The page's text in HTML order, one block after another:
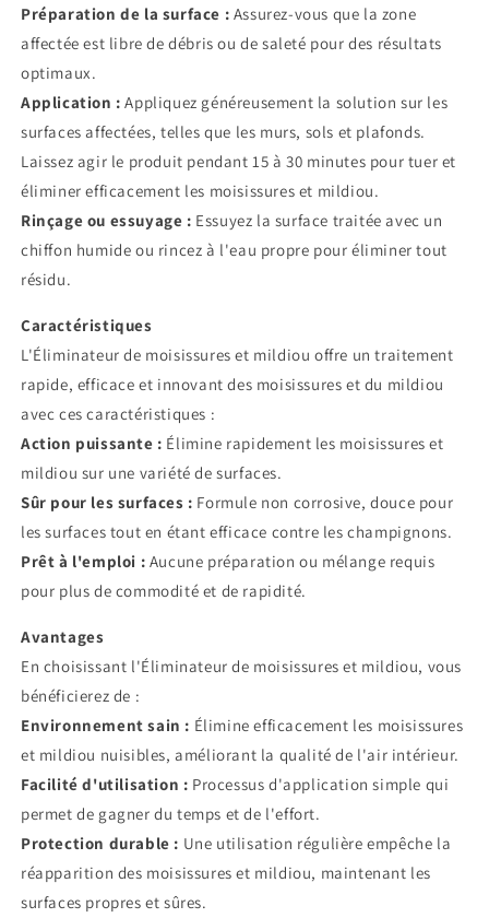
Préparation de la surface : Assurez-vous que la zone
affectée est libre de débris ou de saleté pour des résultats
optimaux.
Application : Appliquez généreusement la solution sur les
surfaces affectées, telles que les murs, sols et plafonds.
Laissez agir le produit pendant 15 à 30 minutes pour tuer et
éliminer efficacement les moisissures et mildiou.
Rinçage ou essuyage : Essuyez la surface traitée avec un
chiffon humide ou rincez à l'eau propre pour éliminer tout
résidu.
Caractéristiques
L'Éliminateur de moisissures et mildiou offre un traitement
rapide, efficace et innovant des moisissures et du mildiou
avec ces caractéristiques :
Action puissante : Élimine rapidement les moisissures et
mildiou sur une variété de surfaces.
Sûr pour les surfaces : Formule non corrosive, douce pour
les surfaces tout en étant efficace contre les champignons.
Prêt à l'emploi : Aucune préparation ou mélange requis
pour plus de commodité et de rapidité.
Avantages
En choisissant l'Éliminateur de moisissures et mildiou, vous
bénéficierez de :
Environnement sain : Élimine efficacement les moisissures
et mildiou nuisibles, améliorant la qualité de l'air intérieur.
Facilité d'utilisation : Processus d'application simple qui
permet de gagner du temps et de l'effort.
Protection durable : Une utilisation régulière empêche la
réapparition des moisissures et mildiou, maintenant les
surfaces propres et sûres.